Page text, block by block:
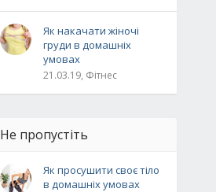
Як накачати жіночі
груди в домашніх
умовах
21.03.19, Фітнес
Не пропустіть
Як просушити своє тіло
в домашніх умовах